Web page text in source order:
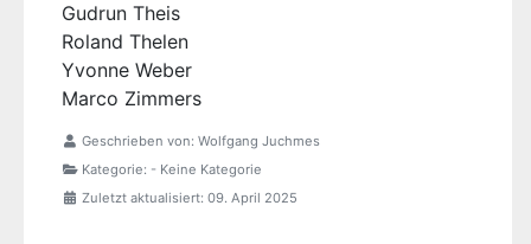
Gudrun Theis
Roland Thelen
Yvonne Weber
Marco Zimmers
Geschrieben von: Wolfgang Juchmes
Kategorie: - Keine Kategorie
Zuletzt aktualisiert: 09. April 2025